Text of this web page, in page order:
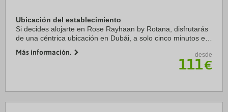
Ubicación del establecimiento
Si decides alojarte en Rose Rayhaan by Rotana, disfrutarás
de una céntrica ubicación en Dubái, a solo cinco minutos en
Centre y Parque temático ...
Más información. desde
111€